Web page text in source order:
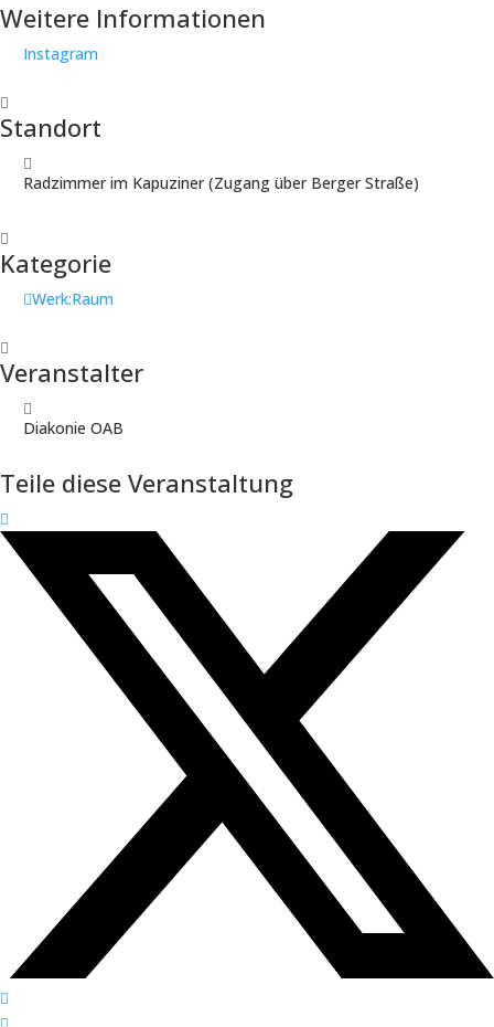
Weitere Informationen
Instagram
Standort
Radzimmer im Kapuziner (Zugang über Berger Straße)
Kategorie
Werk:Raum
Veranstalter
Diakonie OAB
Teile diese Veranstaltung